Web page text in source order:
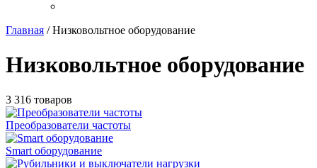
Главная /Низковольтное оборудование
Низковольтное оборудование
3 316 товаров
Преобразователи частоты
Smart оборудование